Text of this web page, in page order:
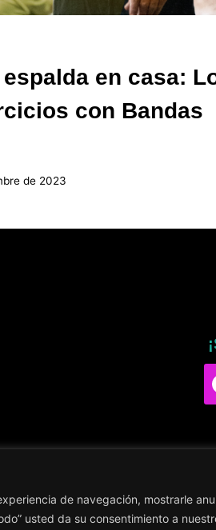
de navegación, mostrarle
usted da su consentimiento a
en casa:
con Bandas
de 2023